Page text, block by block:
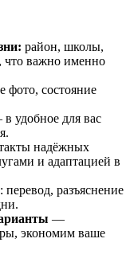
район, школы,
что важно именно
фото, состояние
удобное для вас
надёжных
и адаптацией в
: перевод, разъяснение
—
экономим ваше